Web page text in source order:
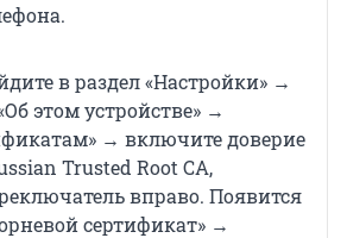
в раздел «Настройки» →
этом устройстве» →
→ включите доверие
Trusted Root CA,
вправо. Появится
сертификат» →